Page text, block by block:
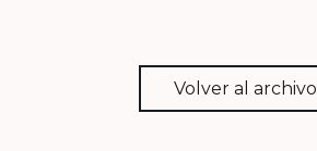
Volver al archivo